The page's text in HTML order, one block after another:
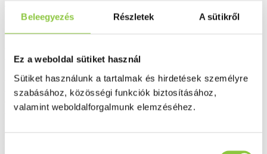
Beleegyezés Részletek A sütikről
Ez a weboldal sütiket használ
Sütiket használunk a tartalmak és hirdetések személyre
szabásához, közösségi funkciók biztosításához,
valamint weboldalforgalmunk elemzéséhez.
- Kisgyermekek elől elzárva tartandó!
- Kizárólagos tápanyagforrásként nem alkalmazható!
- A termék nem alkalmazható parenterálisan.
- A termék fogyasztása magas vér-, illetve vizelet kalciumszint
esetén, illetve kalciumtartalmú vesekövek esetén nem ajánlott!
- A készítmény fogyasztásánál figyelembe kell venni az egyéb